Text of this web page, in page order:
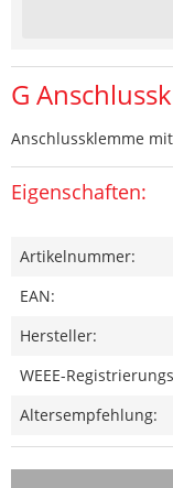
G
Anschlussklemme
Eigenschaften:
Artikelnummer:
EAN:
Hersteller:
WEEE-
Altersempfehlung: